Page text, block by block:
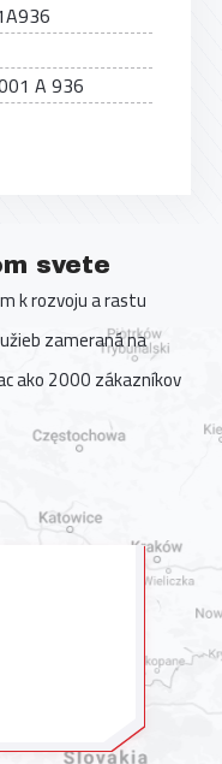
A 936
svete
k rozvoju a rastu
zameraná na
ako 2000 zákazníkov